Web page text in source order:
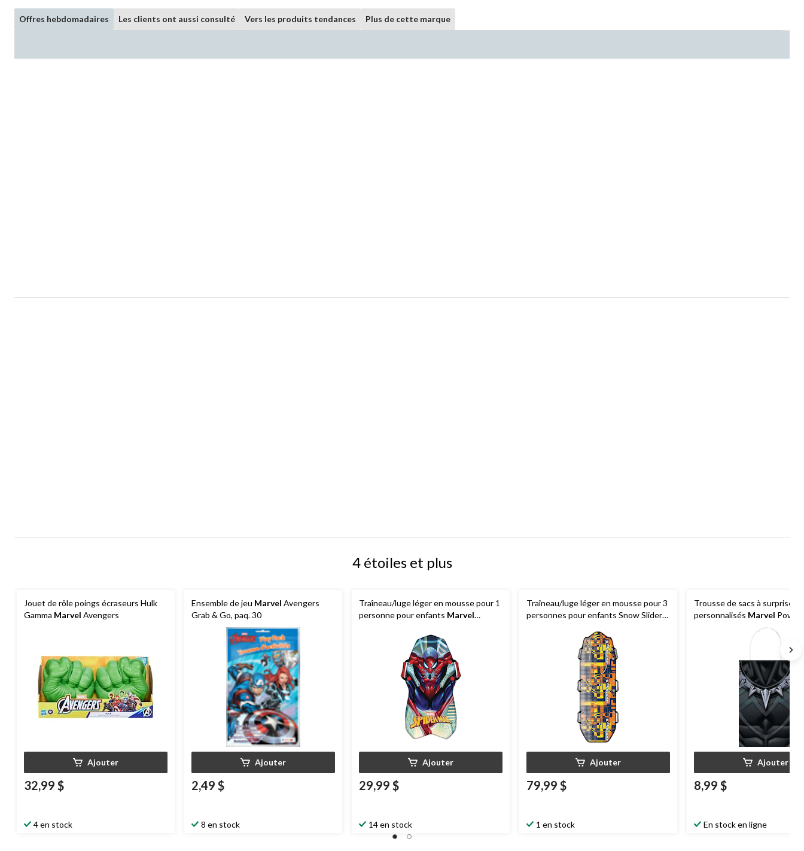
Offres hebdomadaires Les clients ont aussi consulté Vers les produits tendances Plus de cette marque
4 étoiles et plus
Jouet de rôle poings écraseurs Hulk
Gamma Marvel Avengers
Ajouter
32,99 $
4 en stock
Ensemble de jeu Marvel Avengers
Grab & Go, paq. 30
Ajouter
2,49 $
8 en stock
Traîneau/luge léger en mousse pour 1
personne pour enfants Marvel
Ajouter
29,99 $
14 en stock
Traîneau/luge léger en mousse pour 3
personnes pour enfants Snow Slider
Ajouter
79,99 $
1 en stock
Trousse de sacs à surprises
personnalisés Marvel
Ajouter
8,99 $
En stock en ligne